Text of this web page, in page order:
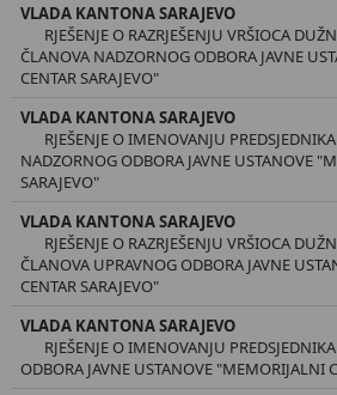
VLADA KANTONA SARAJEVO
RJEŠENJE O RAZRJEŠENJU VRŠIOCA
ČLANOVA NADZORNOG ODBORA JAVNE
CENTAR SARAJEVO"
VLADA KANTONA SARAJEVO
RJEŠENJE O IMENOVANJU
NADZORNOG ODBORA JAVNE USTANOVE
SARAJEVO"
VLADA KANTONA SARAJEVO
RJEŠENJE O RAZRJEŠENJU VRŠIOCA
ČLANOVA UPRAVNOG ODBORA JAVNE
CENTAR SARAJEVO"
VLADA KANTONA SARAJEVO
RJEŠENJE O IMENOVANJU
ODBORA JAVNE USTANOVE "MEMORIJALNI